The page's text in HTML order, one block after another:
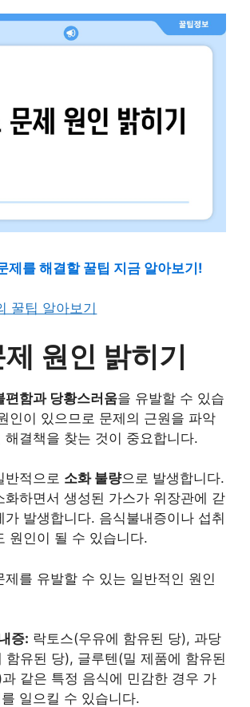
제를 해결할 꿀팁 지금 알아보기!
꿀팁 알아보기
원인 밝히기
편함과 당황스러움을 유발할 수 있습
인이 있으므로 문제의 근원을 파악
해결책을 찾는 것이 중요합니다.
반적으로 소화 불량으로 발생합니다.
화하면서 생성된 가스가 위장관에 갇
가 발생합니다. 음식불내증이나 섭취
원인이 될 수 있습니다.
제를 유발할 수 있는 일반적인 원인
증: 락토스(우유에 함유된 당), 과당
함유된 당), 글루텐(밀 제품에 함유된
같은 특정 음식에 민감한 경우 가
일으킬 수 있습니다.